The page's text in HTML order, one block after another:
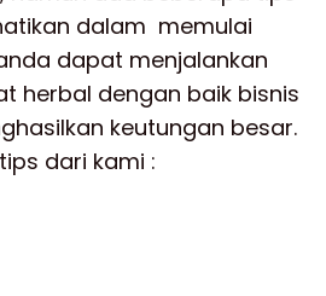
dalam memulai
dapat menjalankan
herbal dengan baik bisnis
keutungan besar.
dari kami :